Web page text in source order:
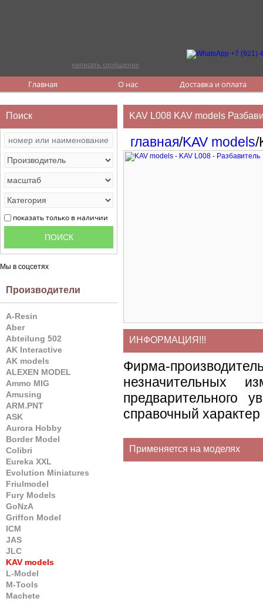
написать сообщение
Главная О нас Доставка и оплата
Поиск
показать только в наличии
Мы в соцсетях
Производители
A-Resin
Aber
Abteilung 502
AK Interactive
AK models
ALEXEN MODEL
Ammo MIG
Amusing
ARM.PNT
ASK
Aurora Hobby
Border Model
Colibri
Eureka XXL
Evolution Miniatures
Friulmodel
Fury Models
GoNzA
Griffon Model
ICM
JAS
JLC
KAV models
L-Model
M-Tools
Machete
KAV L008 KAV models
главная/KAV models/
ИНФОРМАЦИЯ!!!
Фирма-
незначительных
предварительного
справочный
Применяется на моделях